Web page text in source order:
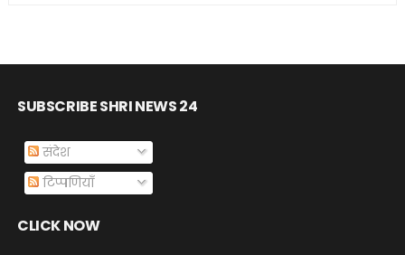
SUBSCRIBE SHRI NEWS 24
संदेश
टिप्पणियाँ
CLICK NOW